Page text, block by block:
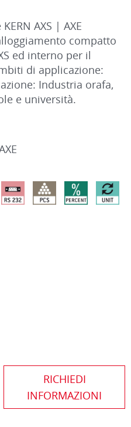
AXS | AXE
compatto
ed interno per il
di applicazione:
Industria orafa,
e università.